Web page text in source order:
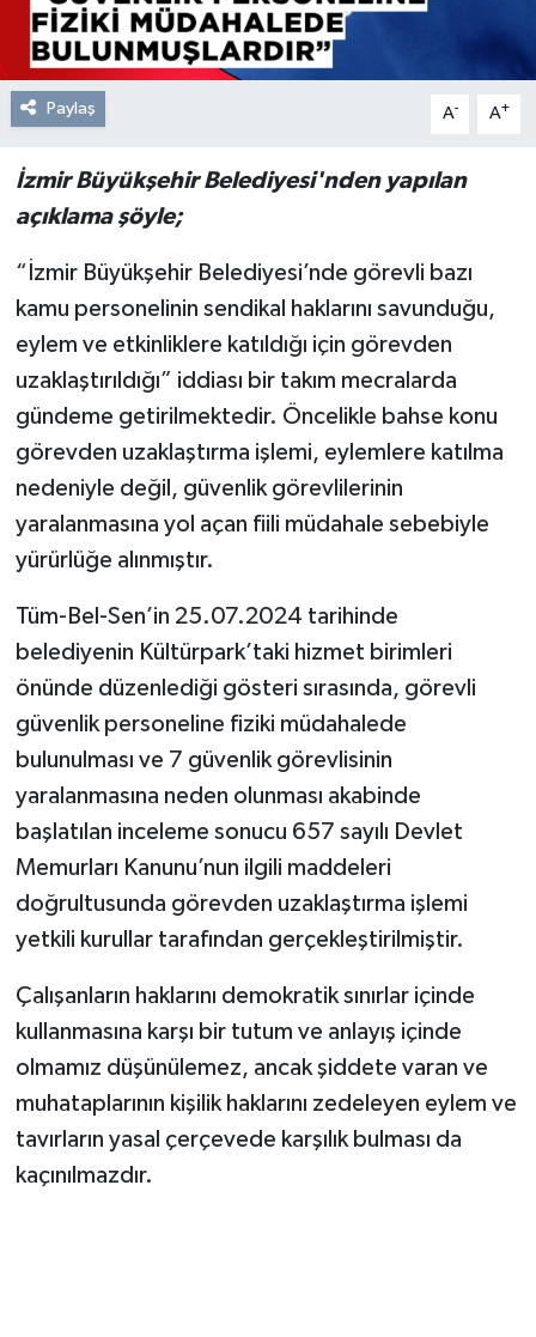
Paylaş A- A+
İzmir Büyükşehir Belediyesi'nden yapılan
açıklama şöyle;
“İzmir Büyükşehir Belediyesi’nde görevli bazı
kamu personelinin sendikal haklarını savunduğu,
eylem ve etkinliklere katıldığı için görevden
uzaklaştırıldığı” iddiası bir takım mecralarda
gündeme getirilmektedir. Öncelikle bahse konu
görevden uzaklaştırma işlemi, eylemlere katılma
nedeniyle değil, güvenlik görevlilerinin
yaralanmasına yol açan fiili müdahale sebebiyle
yürürlüğe alınmıştır.
Tüm-Bel-Sen’in 25.07.2024 tarihinde
belediyenin Kültürpark’taki hizmet birimleri
önünde düzenlediği gösteri sırasında, görevli
güvenlik personeline fiziki müdahalede
bulunulması ve 7 güvenlik görevlisinin
yaralanmasına neden olunması akabinde
başlatılan inceleme sonucu 657 sayılı Devlet
Memurları Kanunu’nun ilgili maddeleri
doğrultusunda görevden uzaklaştırma işlemi
yetkili kurullar tarafından gerçekleştirilmiştir.
Çalışanların haklarını demokratik sınırlar içinde
kullanmasına karşı bir tutum ve anlayış içinde
olmamız düşünülemez, ancak şiddete varan ve
muhataplarının kişilik haklarını zedeleyen eylem ve
tavırların yasal çerçevede karşılık bulması da
kaçınılmazdır.